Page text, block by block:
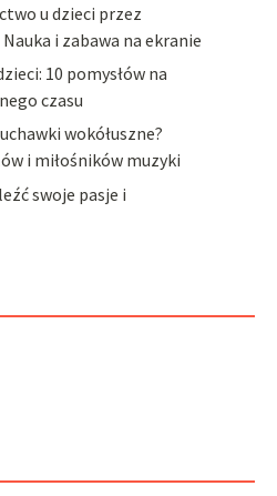
u dzieci przez
i zabawa na ekranie
10 pomysłów na
czasu
wokółuszne?
i miłośników muzyki
swoje pasje i